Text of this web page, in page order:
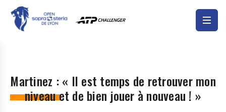
Martinez : « Il est temps de retrouver mon
niveau et de bien jouer à nouveau ! »